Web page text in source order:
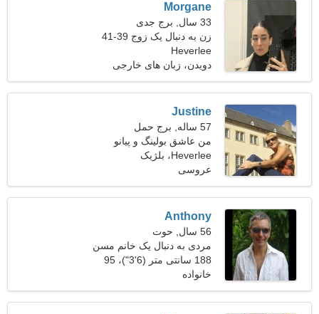
Morgane
33 سال, برج جدی
زن به دنبال یک زوج 39-41
Heverlee
دویدن، زبان های خارجی
Justine
57 ساله, برج حمل
من عاشق بولینگ و پیانو
هستم
Heverlee، بلژیک
عروسی
Anthony
56 سال, حوت
مردی به دنبال یک خانم مسن
47-52
188 سانتی متر (6'3")، 95
کیلوگرم (209 پوند)
خانواده